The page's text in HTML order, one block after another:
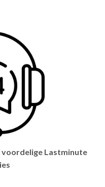
Lastminute